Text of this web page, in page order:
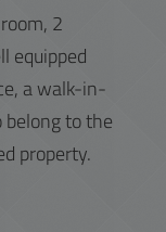
2
equipped
a walk-in-
belong to the
property.